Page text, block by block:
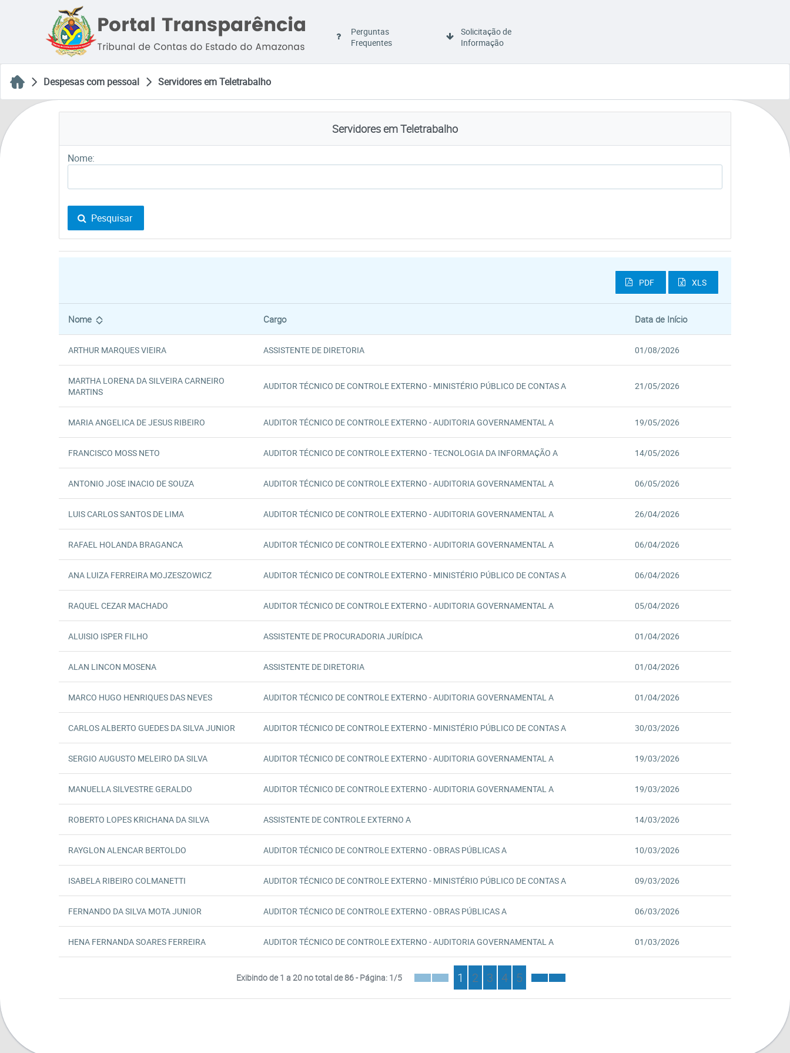
Perguntas
Frequentes
Solicitação de
Informação
Despesas com pessoal Servidores em Teletrabalho
Servidores em Teletrabalho
Nome:
Pesquisar
PDF XLS
Nome Cargo Data de Início
ARTHUR MARQUES VIEIRA ASSISTENTE DE DIRETORIA 01/08/2026
MARTHA LORENA DA SILVEIRA CARNEIRO
MARTINS
AUDITOR TÉCNICO DE CONTROLE EXTERNO - MINISTÉRIO PÚBLICO DE CONTAS A 21/05/2026
MARIA ANGELICA DE JESUS RIBEIRO AUDITOR TÉCNICO DE CONTROLE EXTERNO - AUDITORIA GOVERNAMENTAL A 19/05/2026
FRANCISCO MOSS NETO AUDITOR TÉCNICO DE CONTROLE EXTERNO - TECNOLOGIA DA INFORMAÇÃO A 14/05/2026
ANTONIO JOSE INACIO DE SOUZA AUDITOR TÉCNICO DE CONTROLE EXTERNO - AUDITORIA GOVERNAMENTAL A 06/05/2026
LUIS CARLOS SANTOS DE LIMA AUDITOR TÉCNICO DE CONTROLE EXTERNO - AUDITORIA GOVERNAMENTAL A 26/04/2026
RAFAEL HOLANDA BRAGANCA AUDITOR TÉCNICO DE CONTROLE EXTERNO - AUDITORIA GOVERNAMENTAL A 06/04/2026
ANA LUIZA FERREIRA MOJZESZOWICZ AUDITOR TÉCNICO DE CONTROLE EXTERNO - MINISTÉRIO PÚBLICO DE CONTAS A 06/04/2026
RAQUEL CEZAR MACHADO AUDITOR TÉCNICO DE CONTROLE EXTERNO - AUDITORIA GOVERNAMENTAL A 05/04/2026
ALUISIO ISPER FILHO ASSISTENTE DE PROCURADORIA JURÍDICA 01/04/2026
ALAN LINCON MOSENA ASSISTENTE DE DIRETORIA 01/04/2026
MARCO HUGO HENRIQUES DAS NEVES AUDITOR TÉCNICO DE CONTROLE EXTERNO - AUDITORIA GOVERNAMENTAL A 01/04/2026
CARLOS ALBERTO GUEDES DA SILVA JUNIOR AUDITOR TÉCNICO DE CONTROLE EXTERNO - MINISTÉRIO PÚBLICO DE CONTAS A 30/03/2026
SERGIO AUGUSTO MELEIRO DA SILVA AUDITOR TÉCNICO DE CONTROLE EXTERNO - AUDITORIA GOVERNAMENTAL A 19/03/2026
MANUELLA SILVESTRE GERALDO AUDITOR TÉCNICO DE CONTROLE EXTERNO - AUDITORIA GOVERNAMENTAL A 19/03/2026
ROBERTO LOPES KRICHANA DA SILVA ASSISTENTE DE CONTROLE EXTERNO A 14/03/2026
RAYGLON ALENCAR BERTOLDO AUDITOR TÉCNICO DE CONTROLE EXTERNO - OBRAS PÚBLICAS A 10/03/2026
ISABELA RIBEIRO COLMANETTI AUDITOR TÉCNICO DE CONTROLE EXTERNO - MINISTÉRIO PÚBLICO DE CONTAS A 09/03/2026
FERNANDO DA SILVA MOTA JUNIOR AUDITOR TÉCNICO DE CONTROLE EXTERNO - OBRAS PÚBLICAS A 06/03/2026
HENA FERNANDA SOARES FERREIRA AUDITOR TÉCNICO DE CONTROLE EXTERNO - AUDITORIA GOVERNAMENTAL A 01/03/2026
Exibindo de 1 a 20 no total de 86 - Página: 1/5 1 2 3 4 5